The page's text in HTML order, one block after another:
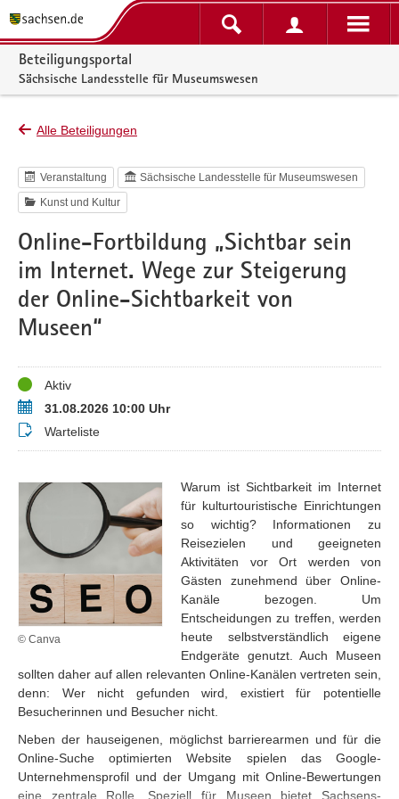
Portalnavigation
Beteiligungsportal
Sächsische Landesstelle für Museumswesen
Alle Beteiligungen
Veranstaltung Sächsische Landesstelle für Museumswesen
Kunst und Kultur
Online-Fortbildung „Sichtbar sein
im Internet. Wege zur Steigerung
der Online-Sichtbarkeit von
Museen“
StatusAktiv
Termin31.08.2026 10:00 Uhr
Buchungsstatus
Warteliste
© Canva
Warum ist Sichtbarkeit im Internet
für kulturtouristische Einrichtungen
so wichtig? Informationen zu
Reisezielen und geeigneten
Aktivitäten vor Ort werden von
Gästen zunehmend über Online-
Kanäle bezogen. Um
Entscheidungen zu treffen, werden
heute selbstverständlich eigene
Endgeräte genutzt. Auch Museen
sollten daher auf allen relevanten Online-Kanälen vertreten sein,
denn: Wer nicht gefunden wird, existiert für potentielle
Besucherinnen und Besucher nicht.
Neben der hauseigenen, möglichst barrierearmen und für die
Online-Suche optimierten Website spielen das Google-
Unternehmensprofil und der Umgang mit Online-Bewertungen
eine zentrale Rolle. Speziell für Museen bietet Sachsens-